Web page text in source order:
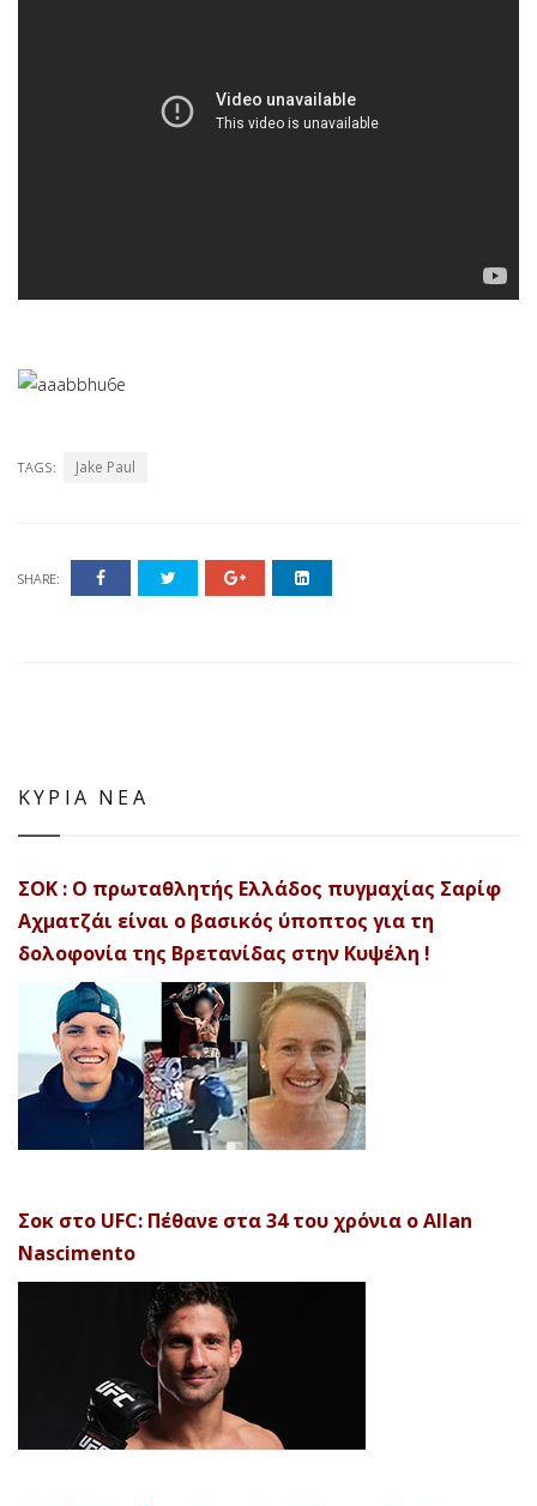
TAGS: Jake Paul
SHARE:
ΚΥΡΙΑ ΝΕΑ
ΣΟΚ : Ο πρωταθλητής Ελλάδος πυγμαχίας Σαρίφ
Αχματζάι είναι ο βασικός ύποπτος για τη
δολοφονία της Βρετανίδας στην Κυψέλη !
Σοκ στο UFC: Πέθανε στα 34 του χρόνια ο Allan
Nascimento